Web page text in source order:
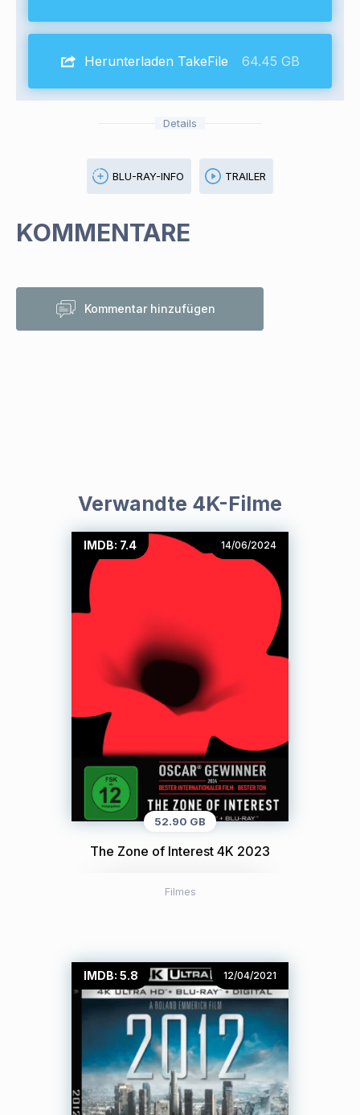
Herunterladen TakeFile 64.45 GB
Details
BLU-RAY-INFO TRAILER
KOMMENTARE
Kommentar hinzufügen
Verwandte 4K-Filme
IMDB: 7.4 14/06/2024
52.90 GB
The Zone of Interest 4K 2023
Filmes
IMDB: 5.8 12/04/2021